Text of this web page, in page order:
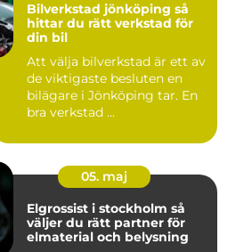
Bilverkstad jönköping så
hittar du rätt verkstad för
din bil
Att välja bilverkstad är ett av
de viktigaste besluten en
bilägare i Jönköping tar. En
bra verkstad ...
05. maj
Elgrossist i stockholm så
väljer du rätt partner för
elmaterial och belysning